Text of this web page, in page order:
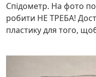
Спідометр. На фото
робити НЕ ТРЕБА!
пластику для того,